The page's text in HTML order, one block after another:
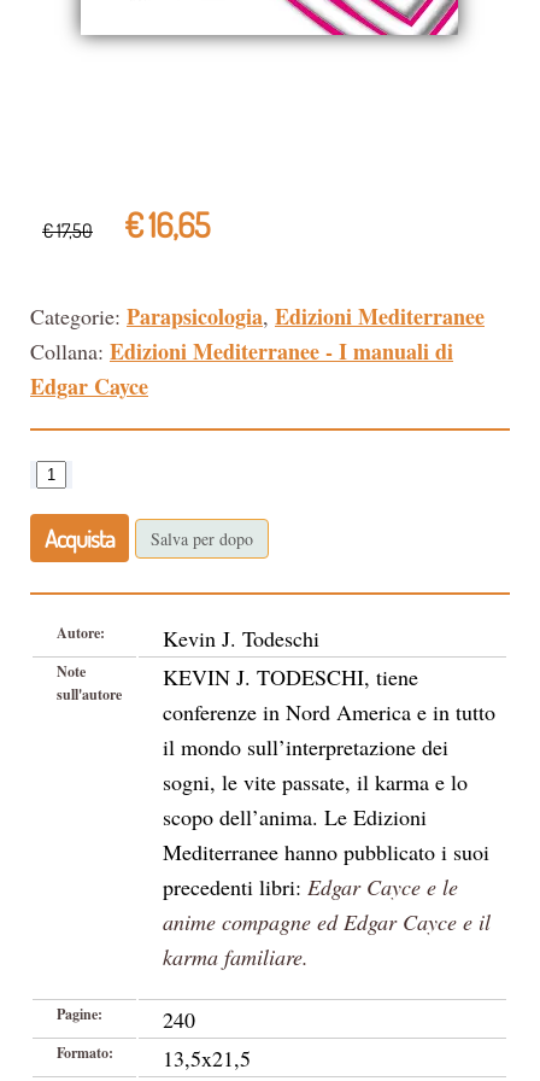
€ 17,50 € 16,65
Categorie: Parapsicologia, Edizioni Mediterranee
Collana: Edizioni Mediterranee - I manuali di
Edgar Cayce
Acquista Salva per dopo
Autore: Kevin J. Todeschi
Note
sull'autore
KEVIN J. TODESCHI, tiene
conferenze in Nord America e in tutto
il mondo sull’interpretazione dei
sogni, le vite passate, il karma e lo
scopo dell’anima. Le Edizioni
Mediterranee hanno pubblicato i suoi
precedenti libri: Edgar Cayce e le
anime compagne ed Edgar Cayce e il
karma familiare.
Pagine: 240
Formato: 13,5x21,5